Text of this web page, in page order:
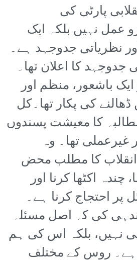
پارٹی کی
عمل نہیں بلکہ ایک
نظریاتی جدوجہد ہے۔
جدوجہد کا اعلان تھا۔
باشعور، منظم اور
کی پکار تھا۔کل
کا معیشت پسندوں
غیرعملی تھا۔ وہ
کا مطلب محض
چندہ اکٹھا کرنا اور
پر احتجاج کرنا ہے۔
کی کہ اصل مسئلہ
نہیں، بلکہ اس کی ہم
ہے۔ روس کے مختلف